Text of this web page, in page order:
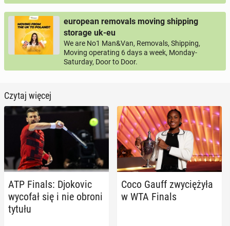
european removals moving shipping
storage uk-eu
We are No1 Man&Van, Removals, Shipping,
Moving operating 6 days a week, Monday-
Saturday, Door to Door.
Czytaj więcej
ATP Finals: Djo­ko­vic
wycofał się i nie obroni
tytułu
Coco Gauff zwy­cię­ży­ła
w WTA Finals